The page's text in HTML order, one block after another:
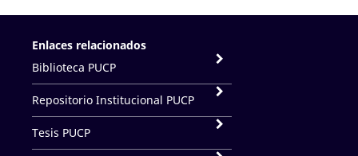
Enlaces relacionados
Biblioteca PUCP
Repositorio Institucional PUCP
Tesis PUCP